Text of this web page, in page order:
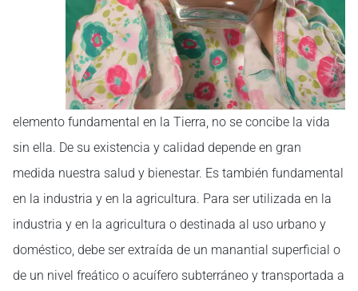
elemento fundamental en la Tierra, no se concibe la vida
sin ella. De su existencia y calidad depende en gran
medida nuestra salud y bienestar. Es también fundamental
en la industria y en la agricultura. Para ser utilizada en la
industria y en la agricultura o destinada al uso urbano y
doméstico, debe ser extraída de un manantial superficial o
de un nivel freático o acuífero subterráneo y transportada a